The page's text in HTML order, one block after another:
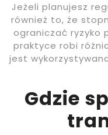
Jeżeli planujesz
również to, że
ograniczać ryzyko
praktyce robi
jest
Gdzie